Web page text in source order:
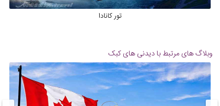
تور کانادا
وبلاگ های مرتبط با دیدنی های کبک